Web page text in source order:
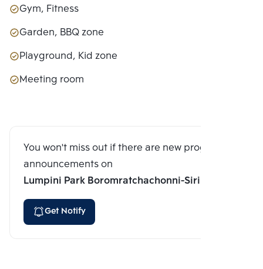
Gym, Fitness
Garden, BBQ zone
Playground, Kid zone
Meeting room
You won't miss out if there are new program
announcements on
Lumpini Park Boromratchachonni-Sirindhorn
Get Notify